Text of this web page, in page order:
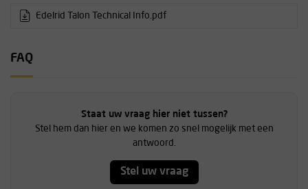
Edelrid Talon Technical Info.pdf
FAQ
Staat uw vraag hier niet tussen?
Stel hem dan hier en we komen zo snel mogelijk met een
antwoord.
Stel uw vraag